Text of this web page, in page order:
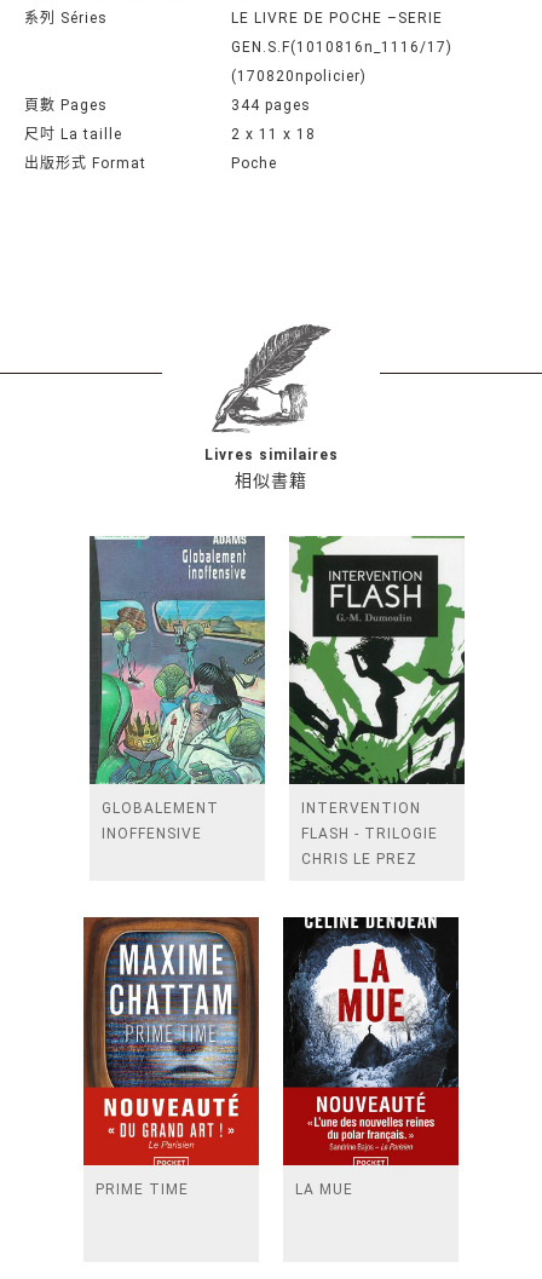
系列 Séries
LE LIVRE DE POCHE –SERIE
GEN.S.F(1010816n_1116/17)
(170820npolicier)
頁數 Pages
344 pages
尺吋 La taille
2 x 11 x 18
出版形式 Format
Poche
相似書籍
Livres similaires
GLOBALEMENT
INOFFENSIVE
INTERVENTION
FLASH - TRILOGIE
CHRIS LE PREZ
PRIME TIME LA MUE